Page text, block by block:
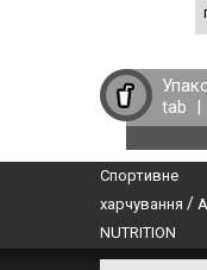
tab |
Спортивне
харчування /
NUTRITION